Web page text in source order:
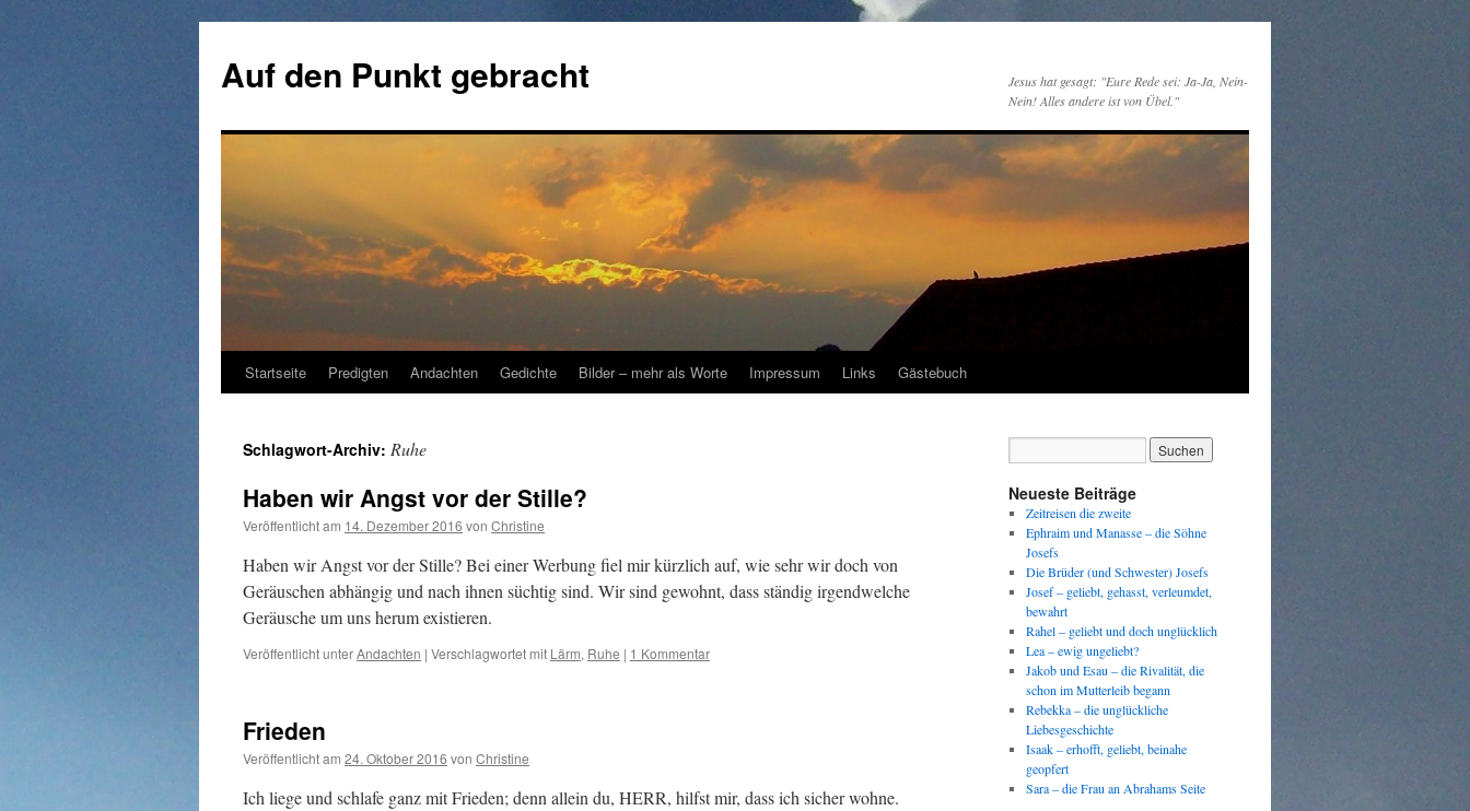
springen
Auf den Punkt gebracht
Jesus hat gesagt: "Eure Rede sei: Ja-Ja, Nein-
Nein! Alles andere ist von Übel."
Startseite Predigten Andachten Gedichte Bilder – mehr als Worte Impressum Links Gästebuch
Schlagwort-Archiv: Ruhe
Haben wir Angst vor der Stille?
Veröffentlicht am 14. Dezember 2016 von Christine
Haben wir Angst vor der Stille? Bei einer Werbung fiel mir kürzlich auf, wie sehr wir doch von
Geräuschen abhängig und nach ihnen süchtig sind. Wir sind gewohnt, dass ständig irgendwelche
Geräusche um uns herum existieren.
Veröffentlicht unterAndachten | Verschlagwortet mit Lärm, Ruhe | 1 Kommentar
Frieden
Veröffentlicht am 24. Oktober 2016 von Christine
Ich liege und schlafe ganz mit Frieden; denn allein du, HERR, hilfst mir, dass ich sicher wohne.
Neueste Beiträge
Zeitreisen die zweite
Ephraim und Manasse – die Söhne
Josefs
Die Brüder (und Schwester) Josefs
Josef – geliebt, gehasst, verleumdet,
bewahrt
Rahel – geliebt und doch unglücklich
Lea – ewig ungeliebt?
Jakob und Esau – die Rivalität, die
schon im Mutterleib begann
Rebekka – die unglückliche
Liebesgeschichte
Isaak – erhofft, geliebt, beinahe
geopfert
Sara – die Frau an Abrahams Seite